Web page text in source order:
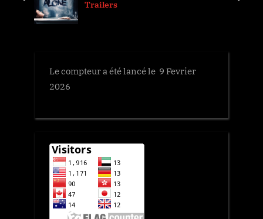
Trailers
Le compteur a été lancé le 9 Fevrier
2026